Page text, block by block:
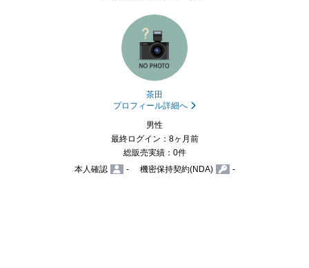
茶田
プロフィール詳細へ
男性
最終ログイン：8ヶ月前
総販売実績：0件
本人確認
- 機密保持契約(NDA) -